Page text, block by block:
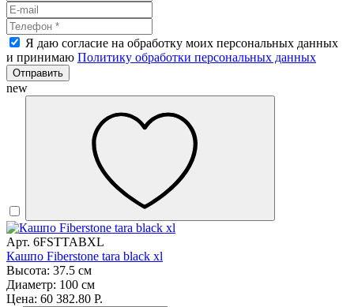
Я даю согласие на обработку моих персональных данных
и принимаю Политику обработки персональных данных
Отправить
new
Арт. 6FSTTABXL
Кашпо Fiberstone tara black xl
Высота: 37.5 см
Диаметр: 100 см
Цена: 60 382.80 Р.